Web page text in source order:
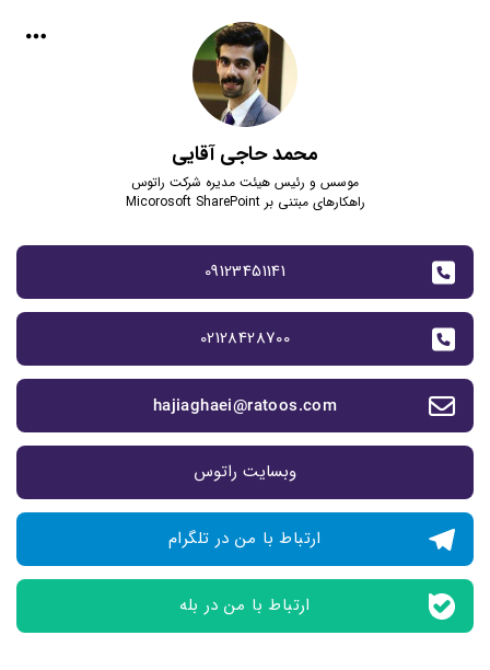
محمد حاجی آقایی
موسس و رئیس هیئت مدیره شرکت راتوس
راهکارهای مبتنی بر Micorosoft SharePoint
09123451141
02128428700
hajiaghaei@ratoos.com
وبسایت راتوس
ارتباط با من در تلگرام
ارتباط با من در بله